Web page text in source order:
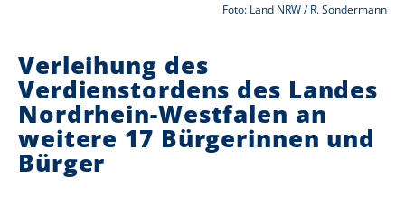
e
r
:
Foto: Land NRW / R. Sondermann
Verleihung des
Verdienstordens des Landes
Nordrhein-Westfalen an
weitere 17 Bürgerinnen und
Bürger